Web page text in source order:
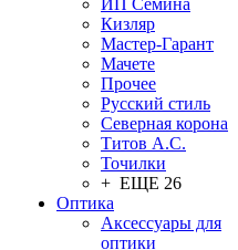
ИП Семина
Кизляр
Мастер-Гарант
Мачете
Прочее
Русский стиль
Северная корона
Титов А.С.
Точилки
+ ЕЩЕ 26
Оптика
Аксессуары для
оптики